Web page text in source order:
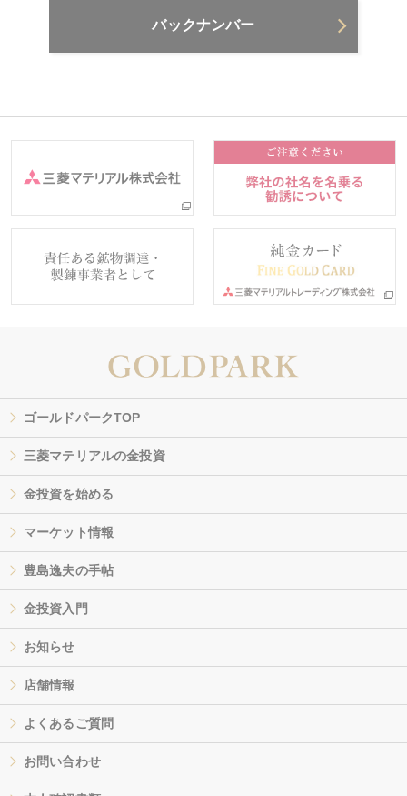
バックナンバー
ゴールドパークTOP
三菱マテリアルの金投資
金投資を始める
マーケット情報
豊島逸夫の手帖
金投資入門
お知らせ
店舗情報
よくあるご質問
お問い合わせ